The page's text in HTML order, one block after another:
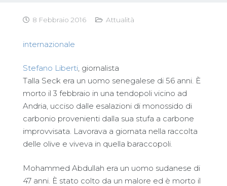
8 Febbraio 2016 Attualità
internazionale
Stefano Liberti, giornalista
Talla Seck era un uomo senegalese di 56 anni. È
morto il 3 febbraio in una tendopoli vicino ad
Andria, ucciso dalle esalazioni di monossido di
carbonio provenienti dalla sua stufa a carbone
improvvisata. Lavorava a giornata nella raccolta
delle olive e viveva in quella baraccopoli.
Mohammed Abdullah era un uomo sudanese di
47 anni. È stato colto da un malore ed è morto il